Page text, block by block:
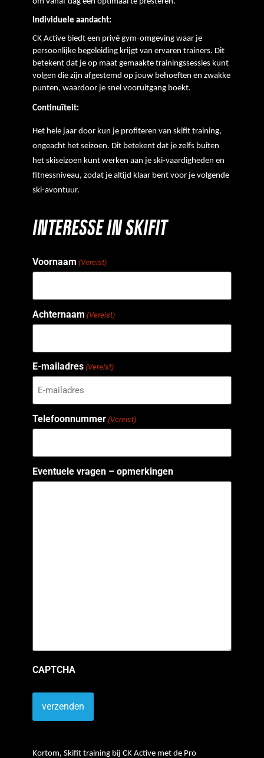
Individuele aandacht:
CK Active biedt een privé gym-omgeving waar je
persoonlijke begeleiding krijgt van ervaren trainers. Dit
betekent dat je op maat gemaakte trainingssessies kunt
volgen die zijn afgestemd op jouw behoeften en zwakke
punten, waardoor je snel vooruitgang boekt.
Continuïteit:
Het hele jaar door kun je profiteren van skifit training,
ongeacht het seizoen. Dit betekent dat je zelfs buiten
het skiseizoen kunt werken aan je ski-vaardigheden en
fitnessniveau, zodat je altijd klaar bent voor je volgende
ski-avontuur.
INTERESSE IN SKIFIT
Voornaam (Vereist)
Achternaam (Vereist)
E-mailadres (Vereist)
Telefoonnummer (Vereist)
Eventuele vragen – opmerkingen
CAPTCHA
Kortom, Skifit training bij CK Active met de Pro